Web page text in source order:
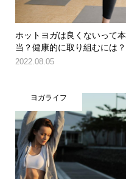
ホットヨガは良くないって本
当？健康的に取り組むには？
2022.08.05
ヨガライフ